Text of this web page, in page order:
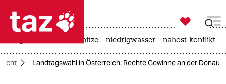
 taz zahl ich
taz zahl ich

taz zahl ich
hitze niedrigwasser nahost-konflikt
Landtagswahl in Österreich: Rechte Gewinne an der Donau